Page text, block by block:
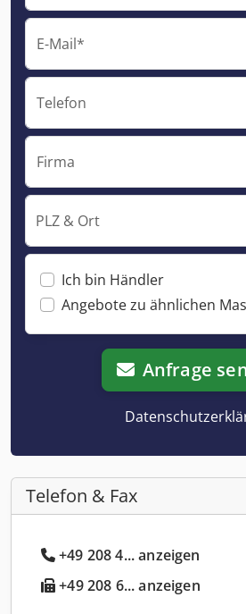
E-Mail*
Telefon
Firma
PLZ & Ort
Ich bin Händler
Angebote zu ähnlichen
Anfrage
Telefon & Fax
+49 208 4... anzeigen
+49 208 6... anzeigen